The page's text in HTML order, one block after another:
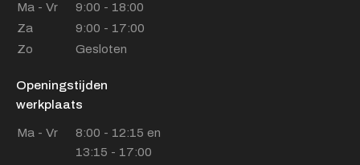
Ma - Vr
9:00 - 18:00
Za
9:00 - 17:00
Zo
Gesloten
Openingstijden
werkplaats
Ma - Vr
8:00 - 12:15 en
13:15 - 17:00